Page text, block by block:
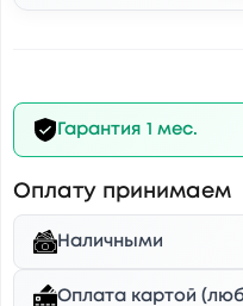
Гарантия 1 мес.
Оплату принимаем
Наличными
Оплата картой